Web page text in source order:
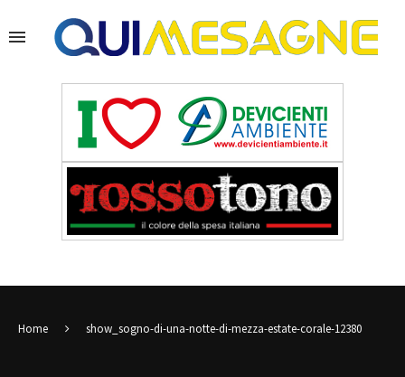
Home show_sogno-di-una-notte-di-mezza-estate-corale-12380